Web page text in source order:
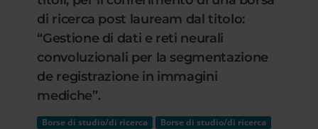
di ricerca post lauream dal titolo:
“Gestione di dati e reti neurali
convoluzionali per la segmentazione
de registrazione in immagini
mediche”.
Borse di studio/di ricerca Borse di studio/di ricerca